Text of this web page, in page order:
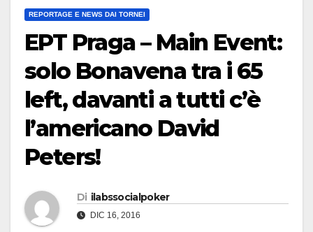
REPORTAGE E NEWS DAI TORNEI
EPT Praga – Main Event:
solo Bonavena tra i 65
left, davanti a tutti c’è
l’americano David
Peters!
Di ilabssocialpoker
DIC 16, 2016